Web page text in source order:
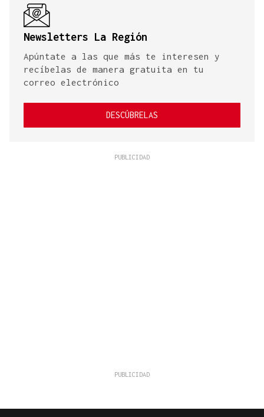
Newsletters La Región
Apúntate a las que más te interesen y
recíbelas de manera gratuita en tu
correo electrónico
DESCÚBRELAS